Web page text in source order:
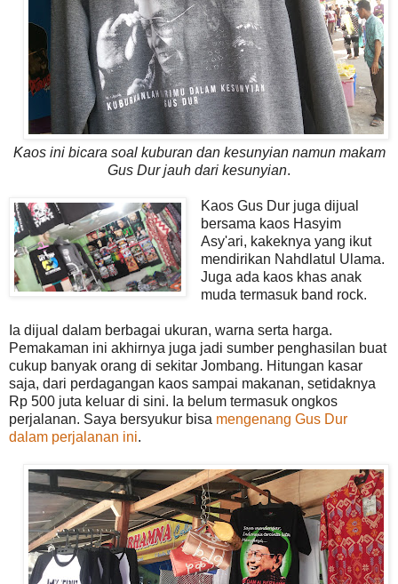
Kaos ini bicara soal kuburan dan kesunyian namun makam
Gus Dur jauh dari kesunyian.
Kaos Gus Dur juga dijual
bersama kaos Hasyim
Asy'ari, kakeknya yang ikut
mendirikan Nahdlatul Ulama.
Juga ada kaos khas anak
muda termasuk band rock.
Ia dijual dalam berbagai ukuran, warna serta harga.
Pemakaman ini akhirnya juga jadi sumber penghasilan buat
cukup banyak orang di sekitar Jombang. Hitungan kasar
saja, dari perdagangan kaos sampai makanan, setidaknya
Rp 500 juta keluar di sini. Ia belum termasuk ongkos
perjalanan. Saya bersyukur bisa mengenang Gus Dur
dalam perjalanan ini.